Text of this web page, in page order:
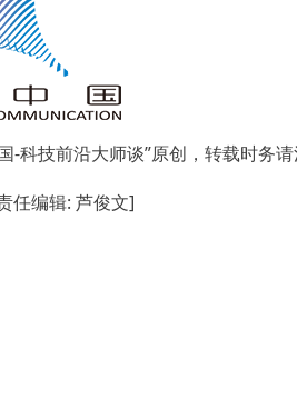
-科技前沿大师谈”原创，转载时务请
任编辑: 芦俊文]